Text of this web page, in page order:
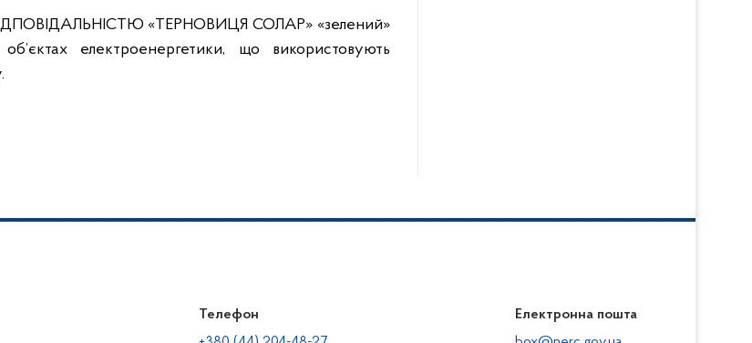
«ТЕРНОВИЦЯ СОЛАР» «зелений»
електроенергетики, що використовують
Телефон
Електронна пошта